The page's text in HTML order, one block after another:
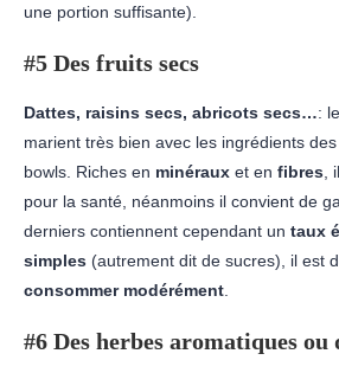
une portion suffisante).
#5 Des fruits secs
Dattes, raisins secs, abricots secs…:
marient très bien avec les ingrédients
bowls. Riches en minéraux et en fibres
pour la santé, néanmoins il convient de
derniers contiennent cependant un taux
simples (autrement dit de sucres), il est
consommer modérément
#6 Des herbes aromatiques ou